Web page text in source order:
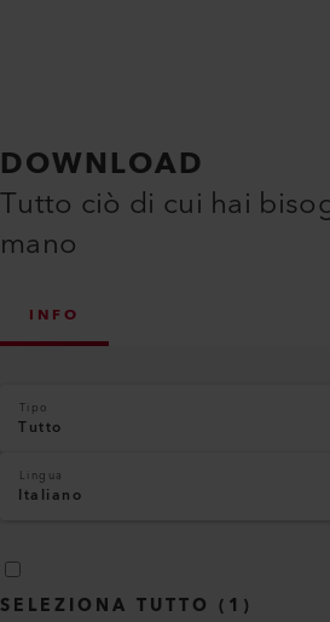
DOWNLOAD
Tutto ciò di cui hai
mano
INFO
Tipo
Tutto
Lingua
Italiano
SELEZIONA TUTTO ( 1 )